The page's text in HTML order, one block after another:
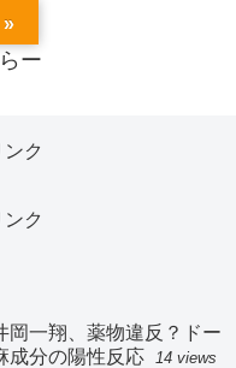
ー
ク
ク
岡一翔、薬物違反？ドー
成分の陽性反応
14 views
»